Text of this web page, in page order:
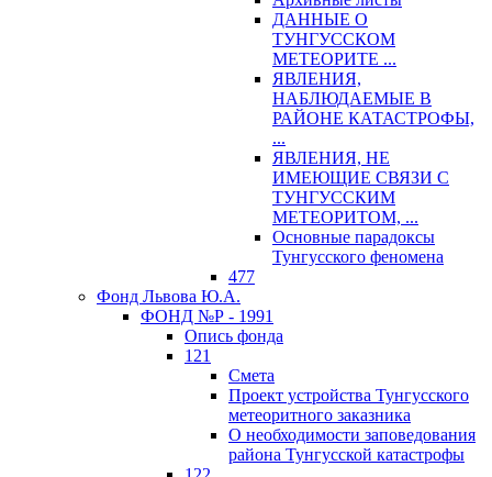
ДАННЫЕ О
ТУНГУССКОМ
МЕТЕОРИТЕ ...
ЯВЛЕНИЯ,
НАБЛЮДАЕМЫЕ В
РАЙОНЕ КАТАСТРОФЫ,
...
ЯВЛЕНИЯ, НЕ
ИМЕЮЩИЕ СВЯЗИ С
ТУНГУССКИМ
МЕТЕОРИТОМ, ...
Основные парадоксы
Тунгусского феномена
477
Фонд Львова Ю.А.
ФОНД №Р - 1991
Опись фонда
121
Смета
Проект устройства Тунгусского
метеоритного заказника
О необходимости заповедования
района Тунгусской катастрофы